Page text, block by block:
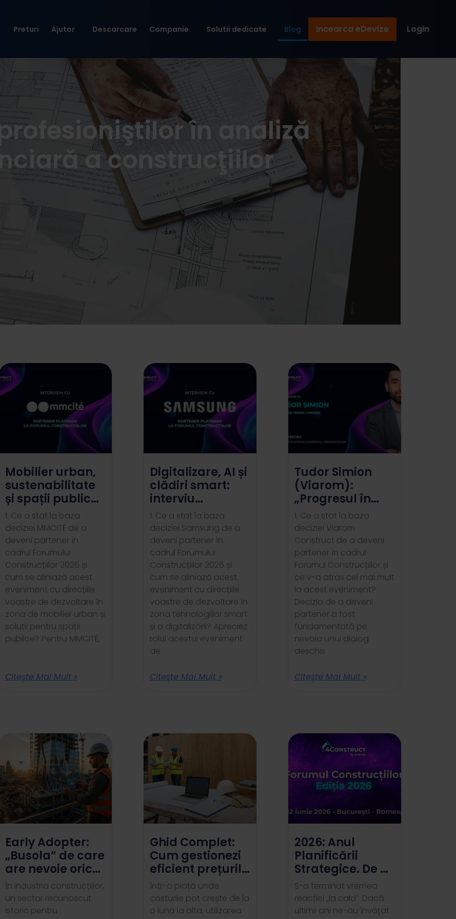
Preturi Ajutor Descarcare Companie Solutii dedicate Blog Incearca eDevize Login
în analiză
a construcţiilor
Mobilier urban,
sustenabilitate
și spații publice
de calitate —
interviu MMCITÉ,
partener al
Forumului
Construcțiilor
2026
1. Ce a stat la baza
deciziei MMCITÉ de a
deveni partener în
cadrul Forumului
Construcțiilor 2026 și
cum se aliniază acest
eveniment cu direcțiile
voastre de dezvoltare în
zona de mobilier urban și
soluții pentru spații
publice? Pentru MMCITÉ,
Citeşte Mai Mult »
Digitalizare, AI și
clădiri smart:
interviu
Samsung
Climate
Solutions,
partener al
Forumului
Construcțiilor
2026
1. Ce a stat la baza
deciziei Samsung de a
deveni partener în
cadrul Forumului
Construcțiilor 2026 și
cum se aliniază acest
eveniment cu direcțiile
voastre de dezvoltare în
zona tehnologiilor smart
și a digitalizării? Apreciez
rolul acestui eveniment
de
Citeşte Mai Mult »
Tudor Simion
(Viarom):
„Progresul în
industrie se
bazează pe
dialog deschis”
1. Ce a stat la baza
deciziei Viarom
Construct de a deveni
partener în cadrul
Forumul Construcțiilor și
ce v-a atras cel mai mult
la acest eveniment?
Decizia de a deveni
partener a fost
fundamentată pe
nevoia unui dialog
deschis
Citeşte Mai Mult »
Early Adopter:
„Busola” de care
are nevoie orice
companie de
construcții în
2026
În industria construcțiilor,
un sector recunoscut
istoric pentru
Ghid Complet:
Cum gestionezi
eficient prețurile
materialelor de
construcții
Într-o piață unde
costurile pot crește de la
o lună la alta, utilizarea
2026: Anul
Planificării
Strategice. De ce
Forumul
Construcțiilor
este „punctul
S-a terminat vremea
reacției „la cald”. Dacă
ultimii ani ne-au învățat